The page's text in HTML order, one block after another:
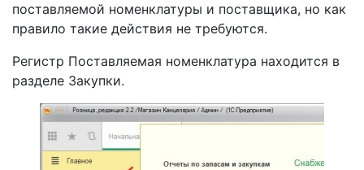
поставляемой номенклатуры и поставщика, но как
правило такие действия не требуются.
Регистр Поставляемая номенклатура находится в
разделе Закупки.